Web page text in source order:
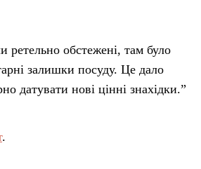
ретельно обстежені, там було
залишки посуду. Це дало
датувати нові цінні знахідки.”
.